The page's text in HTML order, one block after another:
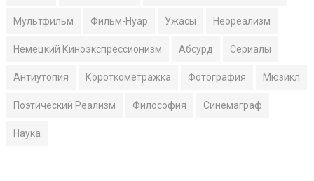
Мультфильм Фильм-Нуар Ужасы Неореализм
Немецкий Киноэкспрессионизм Абсурд Сериалы
Антиутопия Короткометражка Фотография Мюзикл
Поэтический Реализм Философия Синемаграф
Наука